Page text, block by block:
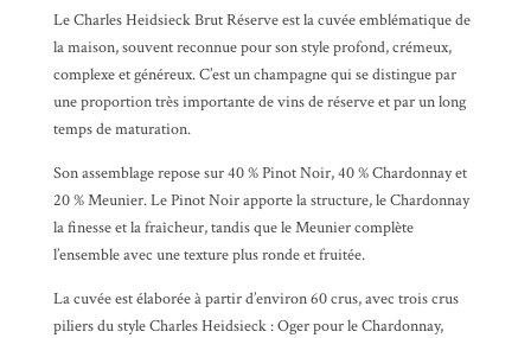
Le Charles Heidsieck Brut Réserve est la cuvée emblématique de
la maison, souvent reconnue pour son style profond, crémeux,
complexe et généreux. C’est un champagne qui se distingue par
une proportion très importante de vins de réserve et par un long
temps de maturation.
Son assemblage repose sur 40 %Pinot Noir, 40 % Chardonnay et
20 % Meunier. Le Pinot Noir apporte la structure, le Chardonnay
la finesse et la fraîcheur, tandis que le Meunier complète
l’ensemble avec une texture plus ronde et fruitée.
La cuvée est élaborée à partir d’environ 60 crus, avec trois crus
piliers du style Charles Heidsieck : Oger pour le Chardonnay,